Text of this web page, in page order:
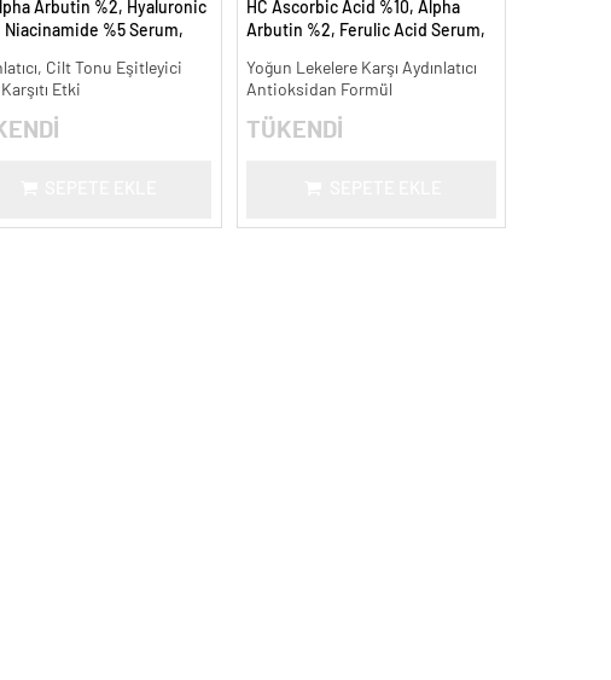
Arbutin %2, Hyaluronic
Niacinamide %5 Serum,
Cilt Tonu Eşitleyici
Etki
HC Ascorbic Acid %10, Alpha
Arbutin %2, Ferulic Acid Serum,
ml.
Yoğun Lekelere Karşı Aydınlatıcı
Antioksidan Formül
TÜKENDİ